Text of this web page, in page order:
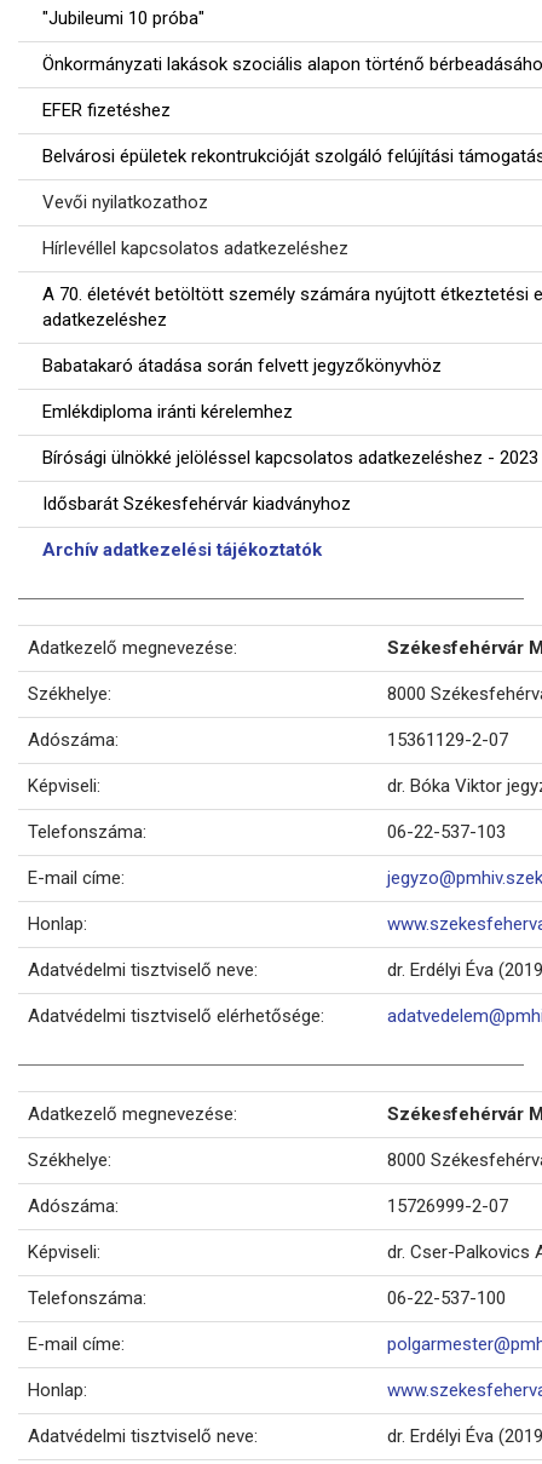
"Jubileumi 10 próba"
Önkormányzati lakások szociális alapon történő
EFER fizetéshez
Belvárosi épületek rekontrukcióját szolgáló felújítási
Vevői nyilatkozathoz
Hírlevéllel kapcsolatos adatkezeléshez
A 70. életévét betöltött személy számára nyújtott étkeztetési
adatkezeléshez
Babatakaró átadása során felvett jegyzőkönyvhöz
Emlékdiploma iránti kérelemhez
Bírósági ülnökké jelöléssel kapcsolatos adatkezeléshez - 2023
Idősbarát Székesfehérvár kiadványhoz
Archív adatkezelési tájékoztatók
Adatkezelő megnevezése: Székesfehérvár
Székhelye: 8000
Adószáma: 15361129-2-07
Képviseli: dr. Bóka Viktor
Telefonszáma: 06-22-537-103
E-mail címe:
Honlap:
Adatvédelmi tisztviselő neve: dr. Erdélyi Éva
Adatvédelmi tisztviselő elérhetősége:
Adatkezelő megnevezése: Székesfehérvár
Székhelye: 8000
Adószáma: 15726999-2-07
Képviseli: dr. Cser-Palkovics
Telefonszáma: 06-22-537-100
E-mail címe:
Honlap:
Adatvédelmi tisztviselő neve: dr. Erdélyi Éva